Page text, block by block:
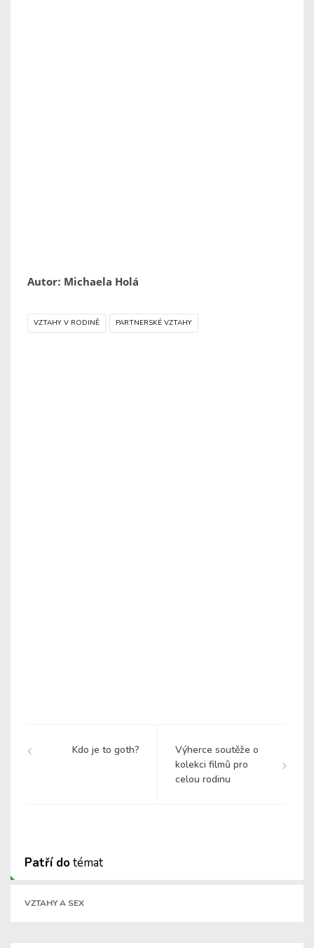
Autor: Michaela Holá
VZTAHY V RODINĚ PARTNERSKÉ VZTAHY
Kdo je to goth?
Výherce soutěže o
kolekci filmů pro
celou rodinu
Patří dotémat
VZTAHY A SEX